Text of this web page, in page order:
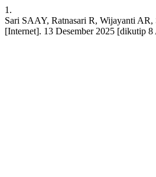
1.
Sari SAAY, Ratnasari R, Wijayanti AR,
[Internet]. 13 Desember 2025 [dikutip